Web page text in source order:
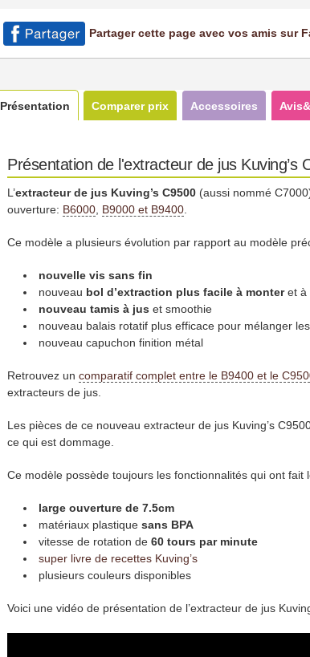
Partager cette page avec vos amis sur
Présentation Comparer prix Accessoires
Présentation de l'extracteur de jus Kuving’s
L’extracteur de jus Kuving’s C9500 (aussi nommé
ouverture: B6000 B9000 et B9400
Ce modèle a plusieurs évolution par rapport au modèle
nouvelle vis sans fin
nouveau bol d’extraction plus facile à monteret à
nouveau tamis à jus et smoothie
nouveau balais rotatif plus efficace pour mélanger
nouveau capuchon finition métal
Retrouvez un comparatif complet entre le B9400 et le
extracteurs de jus.
Les pièces de ce nouveau extracteur de jus Kuving’s
ce qui est dommage.
Ce modèle possède toujours les fonctionnalités qui ont fait
large ouverture de 7.5cm
matériaux plastiquesans BPA
vitesse de rotation de60 tours par minute
super livre de recettes Kuving’s
plusieurs couleurs disponibles
Voici une vidéo de présentation de l’extracteur de jus